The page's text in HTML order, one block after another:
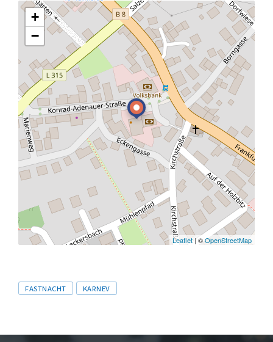
+
−
Leaflet| ©OpenStreetMap
Tags
FASTNACHT KARNEV